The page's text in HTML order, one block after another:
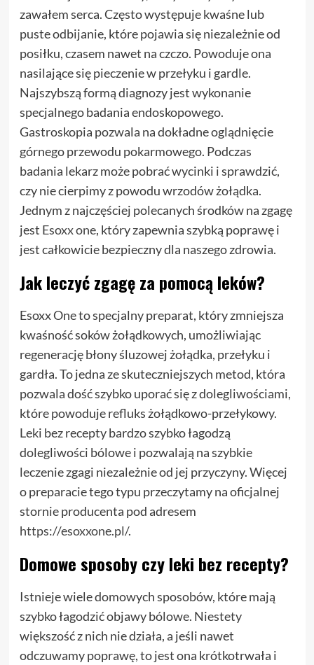
zawałem serca. Często występuje kwaśne lub
puste odbijanie, które pojawia się niezależnie od
posiłku, czasem nawet na czczo. Powoduje ona
nasilające się pieczenie w przełyku i gardle.
Najszybszą formą diagnozy jest wykonanie
specjalnego badania endoskopowego.
Gastroskopia pozwala na dokładne oglądnięcie
górnego przewodu pokarmowego. Podczas
badania lekarz może pobrać wycinki i sprawdzić,
czy nie cierpimy z powodu wrzodów żołądka.
Jednym z najczęściej polecanych środków na zgagę
jest Esoxx one, który zapewnia szybką poprawę i
jest całkowicie bezpieczny dla naszego zdrowia.
Jak leczyć zgagę za pomocą leków?
Esoxx One to specjalny preparat, który zmniejsza
kwaśność soków żołądkowych, umożliwiając
regenerację błony śluzowej żołądka, przełyku i
gardła. To jedna ze skuteczniejszych metod, która
pozwala dość szybko uporać się z dolegliwościami,
które powoduje refluks żołądkowo-przełykowy.
Leki bez recepty bardzo szybko łagodzą
dolegliwości bólowe i pozwalają na szybkie
leczenie zgagi niezależnie od jej przyczyny. Więcej
o preparacie tego typu przeczytamy na oficjalnej
stornie producenta pod adresem
https://esoxxone.pl/.
Domowe sposoby czy leki bez recepty?
Istnieje wiele domowych sposobów, które mają
szybko łagodzić objawy bólowe. Niestety
większość z nich nie działa, a jeśli nawet
odczuwamy poprawę, to jest ona krótkotrwała i